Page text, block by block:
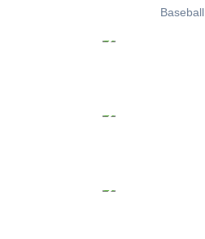
Baseball